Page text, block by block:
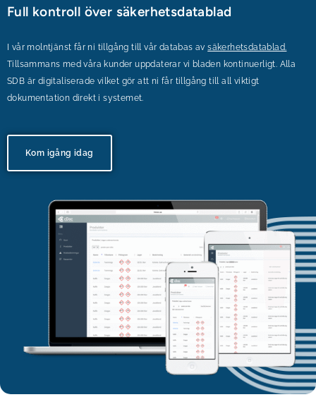
Full kontroll över säkerhetsdatablad
I vår molntjänst får ni tillgång till vår databas avsäkerhetsdatablad.
Tillsammans med våra kunder uppdaterar vi bladen kontinuerligt. Alla
SDB är digitaliserade vilket gör att ni får tillgång till all viktigt
dokumentation direkt i systemet.
Kom igång idag